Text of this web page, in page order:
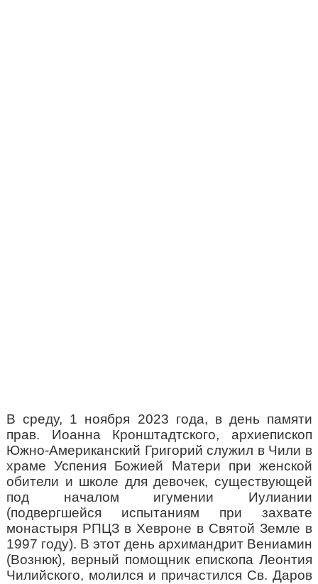
В среду, 1 ноября 2023 года, в день памяти
прав. Иоанна Кронштадтского, архиепископ
Южно-Американский Григорий служил в Чили в
храме Успения Божией Матери при женской
обители и школе для девочек, существующей
под началом игумении Иулиании
(подвергшейся испытаниям при захвате
монастыря РПЦЗ в Хевроне в Святой Земле в
1997 году). В этот день архимандрит Вениамин
(Вознюк), верный помощник епископа Леонтия
Чилийского, молился и причастился Св. Даров